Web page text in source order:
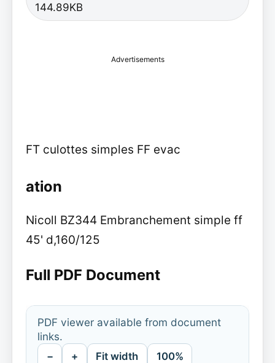
144.89KB
Advertisements
FT culottes simples FF evac
ation
Nicoll BZ344 Embranchement simple ff
45' d,160/125
Full PDF Document
PDF viewer available from document
links.
− + Fit width 100%